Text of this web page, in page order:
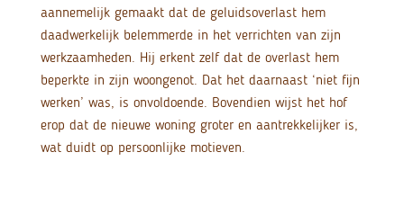
aannemelijk gemaakt dat de geluidsoverlast hem
daadwerkelijk belemmerde in het verrichten van zijn
werkzaamheden. Hij erkent zelf dat de overlast hem
beperkte in zijn woongenot. Dat het daarnaast ‘niet fijn
werken’ was, is onvoldoende. Bovendien wijst het hof
erop dat de nieuwe woning groter en aantrekkelijker is,
wat duidt op persoonlijke motieven.